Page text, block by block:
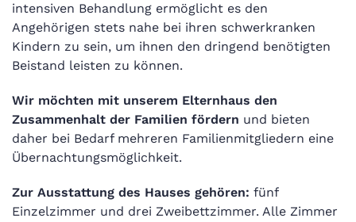
intensiven Behandlung ermöglicht es den
Angehörigen stets nahe bei ihren schwerkranken
Kindern zu sein, um ihnen den dringend benötigten
Beistand leisten zu können.
Wir möchten mit unserem Elternhaus den
Zusammenhalt der Familien fördern und bieten
daher bei Bedarf mehreren Familienmitgliedern eine
Übernachtungsmöglichkeit.
Zur Ausstattung des Hauses gehören: fünf
Einzelzimmer und drei Zweibettzimmer. Alle Zimmer